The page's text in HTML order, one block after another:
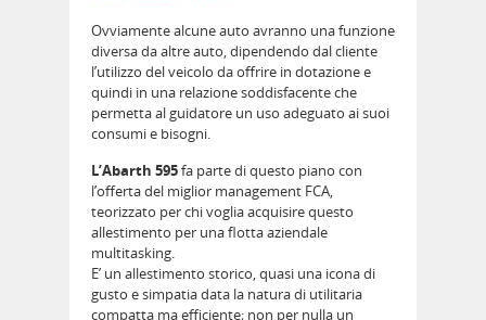
Ovviamente alcune auto avranno una funzione
diversa da altre auto, dipendendo dal cliente
l’utilizzo del veicolo da offrire in dotazione e
quindi in una relazione soddisfacente che
permetta al guidatore un uso adeguato ai suoi
consumi e bisogni.
L’Abarth 595fa parte di questo piano con
l’offerta del miglior management FCA,
teorizzato per chi voglia acquisire questo
allestimento per una flotta aziendale
multitasking.
E’ un allestimento storico, quasi una icona di
gusto e simpatia data la natura di utilitaria
compatta ma efficiente; non per nulla un